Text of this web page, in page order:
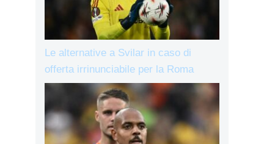
Le alternative a Svilar in caso di
offerta irrinunciabile per la Roma